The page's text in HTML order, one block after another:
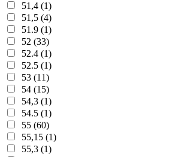
51,4 (1)
51,5 (4)
51.9 (1)
52 (33)
52.4 (1)
52.5 (1)
53 (11)
54 (15)
54,3 (1)
54.5 (1)
55 (60)
55,15 (1)
55,3 (1)